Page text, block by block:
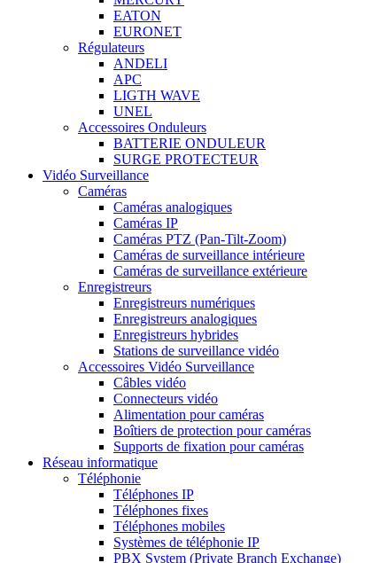
EATON
EURONET
Régulateurs
ANDELI
APC
LIGTH WAVE
UNEL
Accessoires Onduleurs
BATTERIE ONDULEUR
SURGE PROTECTEUR
Vidéo Surveillance
Caméras
Caméras analogiques
Caméras IP
Caméras PTZ (Pan-Tilt-Zoom)
Caméras de surveillance intérieure
Caméras de surveillance extérieure
Enregistreurs
Enregistreurs numériques
Enregistreurs analogiques
Enregistreurs hybrides
Stations de surveillance vidéo
Accessoires Vidéo Surveillance
Câbles vidéo
Connecteurs vidéo
Alimentation pour caméras
Boîtiers de protection pour caméras
Supports de fixation pour caméras
Réseau informatique
Téléphonie
Téléphones IP
Téléphones fixes
Téléphones mobiles
Systèmes de téléphonie IP
PBX System (Private Branch Exchange)